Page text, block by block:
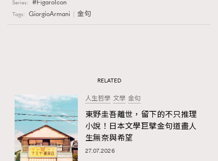
Series: FigaroIcon
Tags: GiorgioArmani 金句
RELATED
人生哲學 文學 金句
東野圭吾離世，留下的不只推理
小說！日本文學巨擘金句道盡人
生無奈與希望
27.07.2026